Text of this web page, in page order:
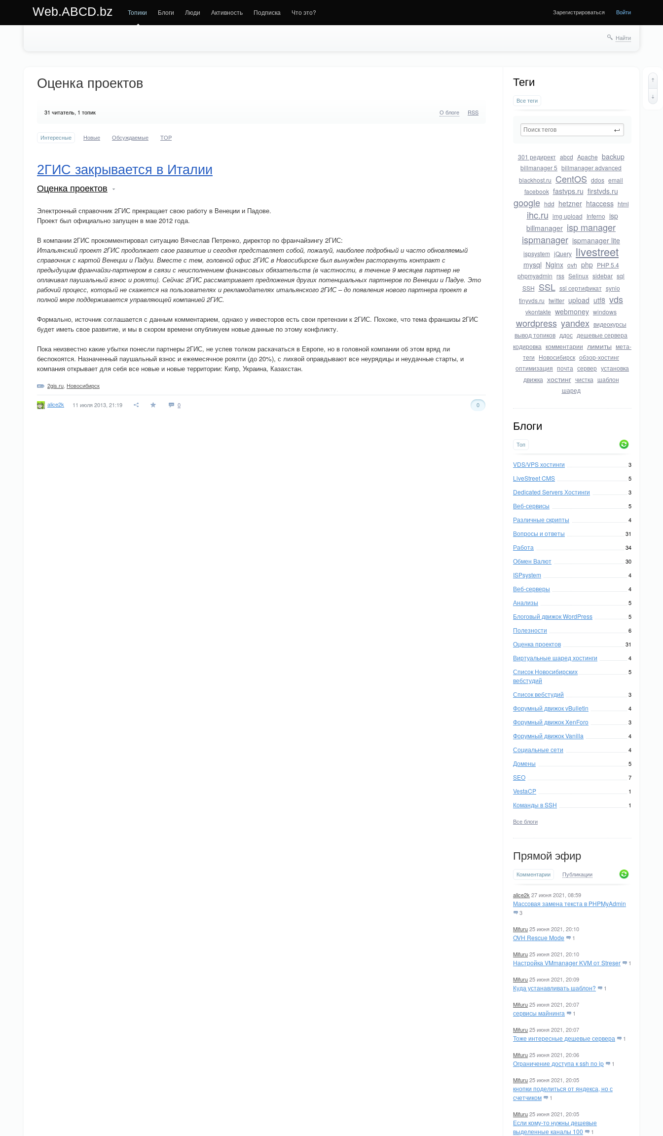
Web.ABCD.bz Топики Блоги Люди Активность Подписка Что это? Зарегистрироваться Войти
Найти
Теги
Все теги
301 редирект abcd Apache backup
billmanager 5 billmanager advanced
blackhost.ru CentOS ddos email
facebook fastvps.ru firstvds.ru
google hdd hetzner htaccess html
ihc.ru img upload Inferno isp
billmanager isp manager
ispmanager ispmanager lite
ispsystem jQuery livestreet
mysql Nginx ovh php PHP 5.4
phpmyadmin rss Selinux sidebar sql
SSH SSL ssl сертификат synio
tinyvds.ru twitter upload utf8 vds
vkontakte webmoney windows
wordpress yandex видеокурсы
вывод топиков ддос дешевые сервера
кодировка комментарии лимиты мета-
теги Новосибирск обзор-хостинг
оптимизация почта сервер установка
движка хостинг чистка шаблон
шаред
Блоги
Топ
VDS/VPS хостинги 3
LiveStreet CMS 5
Dedicated Servers Хостинги 3
Веб-сервисы 5
Различные скрипты 4
Вопросы и ответы 31
Работа 34
Обмен Валют 30
ISPsystem 4
Веб-серверы 4
Анализы 5
Блоговый движок WordPress 5
Полезности 6
Оценка проектов 31
Виртуальные шаред хостинги 4
Список Новосибирских
вебстудий
5
Список вебстудий 3
Форумный движок vBulletin 4
Форумный движок XenForo 3
Форумный движок Vanilla 4
Социальные сети 4
Домены 5
SEO 7
VestaCP 1
Команды в SSH 1
Все блоги
Прямой эфир
Комментарии Публикации
alice2k 27 июня 2021, 08:59
Массовая замена текста в PHPMyAdmin
3
Mifuru25 июня 2021, 20:10
OVH Rescue Mode 1
Mifuru25 июня 2021, 20:10
Настройка VMmanager KVM от Streser 1
Mifuru25 июня 2021, 20:09
Куда устанавливать шаблон? 1
Mifuru25 июня 2021, 20:07
сервисы майнинга 1
Mifuru25 июня 2021, 20:07
Тоже интересные дешевые сервера 1
Mifuru25 июня 2021, 20:06
Ограничение доступа к ssh по ip 1
Mifuru25 июня 2021, 20:05
кнопки поделиться от яндекса, но с
счетчиком
1
Mifuru25 июня 2021, 20:05
Если кому-то нужны дешевые
выделенные каналы 100
1
Оценка проектов
31 читатель, 1 топик О блоге RSS
Интересные Новые Обсуждаемые TOP
2ГИС закрывается в Италии
Оценка проектов
Электронный справочник 2ГИС прекращает свою работу в Венеции и Падове.
Проект был официально запущен в мае 2012 года.
В компании 2ГИС прокомментировал ситуацию Вячеслав Петренко, директор по франчайзингу 2ГИС:
Итальянский проект 2ГИС продолжает свое развитие и сегодня представляет собой, пожалуй, наиболее подробный и часто обновляемый
справочник с картой Венеции и Падуи. Вместе с тем, головной офис 2ГИС в Новосибирске был вынужден расторгнуть контракт с
предыдущим франчайзи-партнером в связи с неисполнением финансовых обязательств (в частности, в течение 9 месяцев партнер не
оплачивал паушальный взнос и роялти). Сейчас 2ГИС рассматривает предложения других потенциальных партнеров по Венеции и Падуе. Это
рабочий процесс, который не скажется на пользователях и рекламодателях итальянского 2ГИС – до появления нового партнера проект в
полной мере поддерживается управляющей компанией 2ГИС.
Формально, источник соглашается с данным комментарием, однако у инвесторов есть свои претензии к 2ГИС. Похоже, что тема франшизы 2ГИС
будет иметь свое развитие, и мы в скором времени опубликуем новые данные по этому конфликту.
Пока неизвестно какие убытки понесли партнеры 2ГИС, не успев толком раскачаться в Европе, но в головной компании об этом вряд ли
беспокоятся. Назначенный паушальный взнос и ежемесячное роялти (до 20%), с лихвой оправдывают все неурядицы и неудачные старты, и
компания открывает для себя все новые и новые территории: Кипр, Украина, Казахстан.
2gis.ru Новосибирск
alice2k 11 июля 2013, 21:19 0 0